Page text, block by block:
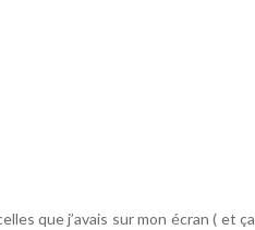
que j’avais sur mon écran ( et ça